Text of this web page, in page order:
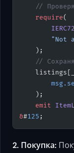
//
    require
(
"Not
    );
//
    );
    emit
&#125 ;
2. Покупка: